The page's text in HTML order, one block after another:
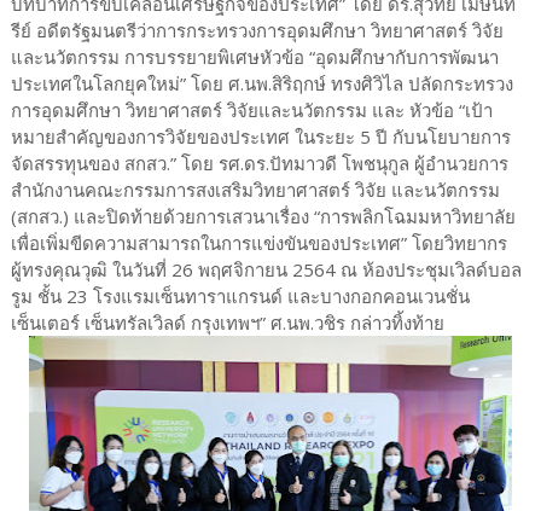
รีย์ อดีตรัฐมนตรีว่าการกระทรวงการอุดมศึกษา วิทยาศาสตร์ วิจัย
และนวัตกรรม การบรรยายพิเศษหัวข้อ “อุดมศึกษากับการพัฒนา
ประเทศในโลกยุคใหม่” โดย ศ.นพ.สิริฤกษ์ ทรงศิวิไล ปลัดกระทรวง
การอุดมศึกษา วิทยาศาสตร์ วิจัยและนวัตกรรม และ หัวข้อ “เป้า
หมายสำคัญของการวิจัยของประเทศ ในระยะ 5 ปี กับนโยบายการ
จัดสรรทุนของ สกสว.” โดย รศ.ดร.ปัทมาวดี โพชนุกูล ผู้อำนวยการ
สำนักงานคณะกรรมการสงเสริมวิทยาศาสตร์ วิจัย และนวัตกรรม
(สกสว.) และปิดท้ายด้วยการเสวนาเรื่อง “การพลิกโฉมมหาวิทยาลัย
เพื่อเพิ่มขีดความสามารถในการแข่งขันของประเทศ” โดยวิทยากร
ผู้ทรงคุณวุฒิ ในวันที่ 26 พฤศจิกายน 2564 ณ ห้องประชุมเวิลด์บอล
รูม ชั้น 23 โรงแรมเซ็นทาราแกรนด์ และบางกอกคอนเวนชั่น
เซ็นเตอร์ เซ็นทรัลเวิลด์ กรุงเทพฯ” ศ.นพ.วชิร กล่าวทิ้งท้าย